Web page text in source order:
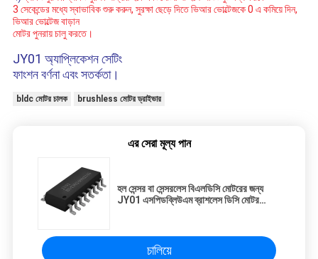
3 সেকেন্ডের মধ্যে স্বাভাবিক শুরু করুন, সুরক্ষা ছেড়ে দিতে ভিআর ভোল্টেজকে 0 এ কমিয়ে দিন,
ভিআর ভোল্টেজ বাড়ান
মোটর পুনরায় চালু করতে।
JY01 অ্যাপ্লিকেশন সেটিং
ফাংশন বর্ণনা এবং সতর্কতা।
bldc মোটর চালক brushless মোটর ড্রাইভার
এর সেরা মূল্য পান
হল সেন্সর বা সেন্সরলেস বিএলডিসি মোটরের জন্য
JY01 এসপিডব্লিউএম ব্রাশলেস ডিসি মোটর
চালিয়ে